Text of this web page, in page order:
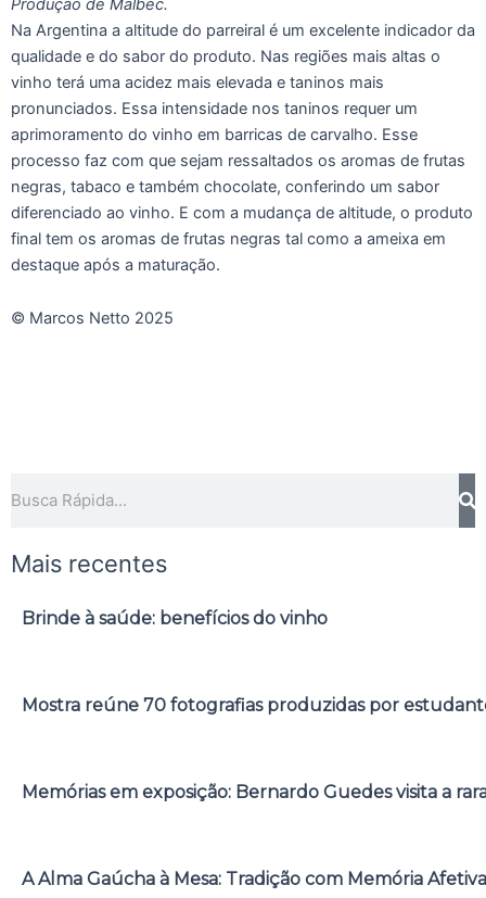
Produção de Malbec.
Na Argentina a altitude do parreiral é um excelente indicador da
qualidade e do sabor do produto. Nas regiões mais altas o
vinho terá uma acidez mais elevada e taninos mais
pronunciados. Essa intensidade nos taninos requer um
aprimoramento do vinho em barricas de carvalho. Esse
processo faz com que sejam ressaltados os aromas de frutas
negras, tabaco e também chocolate, conferindo um sabor
diferenciado ao vinho. E com a mudança de altitude, o produto
final tem os aromas de frutas negras tal como a ameixa em
destaque após a maturação.
© Marcos Netto 2025
Mais recentes
Brinde à saúde: benefícios do vinho
Mostra reúne 70 fotografias produzidas por
Memórias em exposição: Bernardo Guedes visita a
A Alma Gaúcha à Mesa: Tradição com Memória Afetiva